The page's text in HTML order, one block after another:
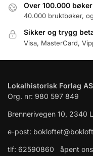
Over 100.000 bøker
40.000 bruktbøker,
Sikker og trygg
Visa, MasterCard,
Lokalhistorisk Forlag AS
Org. nr: 980 597 849
Brennerivegen 10, 2340
e-post:
tlf: 62590860 åpent